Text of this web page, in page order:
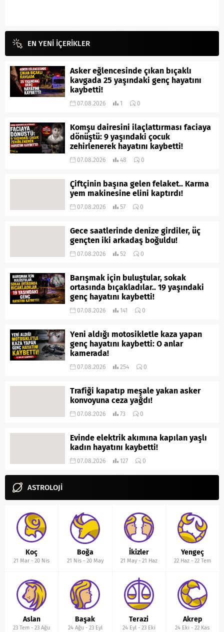
EN YENİ İÇERİKLER
Asker eğlencesinde çıkan bıçaklı
kavgada 25 yaşındaki genç hayatını
kaybetti!
07.08.2026 1 0
Komşu dairesini ilaçlattırması faciaya
dönüştü: 9 yaşındaki çocuk
zehirlenerek hayatını kaybetti!
07.08.2026 48 0
Çiftçinin başına gelen felaket.. Karma
yem makinesine elini kaptırdı!
07.08.2026 57 0
Gece saatlerinde denize girdiler, üç
gençten iki arkadaş boğuldu!
07.08.2026 52 0
Barışmak için buluştular, sokak
ortasında bıçakladılar.. 19 yaşındaki
genç hayatını kaybetti!
07.08.2026 141 0
Yeni aldığı motosikletle kaza yapan
genç hayatını kaybetti: O anlar
kamerada!
07.08.2026 254 0
Trafiği kapatıp meşale yakan asker
konvoyuna ceza yağdı!
07.08.2026 73 0
Evinde elektrik akımına kapılan yaşlı
kadın hayatını kaybetti!
07.08.2026 127 0
ASTROLOJİ
Koç
21 Mar -20 Nis
Boğa
21 Nis- 20 May
İkizler
21 May- 21 Haz
Yengeç
22 Haz- 22 Tem
Aslan
23 Tem -23 Ağu
Başak
24 Ağu- 23 Eyl
Terazi
24 Eyl- 23 Eki
Akrep
24 Eki -22 Kas